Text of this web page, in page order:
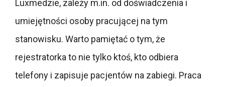
Luxmedzie, zależy m.in. od doświadczenia i
umiejętności osoby pracującej na tym
stanowisku. Warto pamiętać o tym, że
rejestratorka to nie tylko ktoś, kto odbiera
telefony i zapisuje pacjentów na zabiegi. Praca